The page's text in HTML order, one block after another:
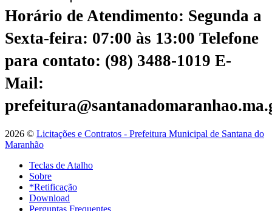
Horário de Atendimento: Segunda a
Sexta-feira: 07:00 às 13:00 Telefone
para contato: (98) 3488-1019 E-
Mail:
2026 © Licitações e Contratos - Prefeitura Municipal de Santana do
Maranhão
Teclas de Atalho
Sobre
*Retificação
Download